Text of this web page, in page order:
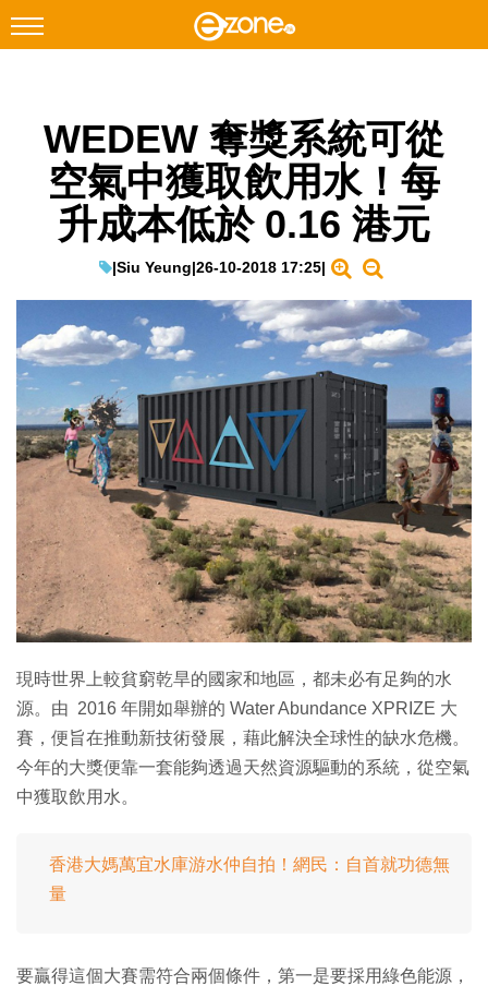
Facebook Instagram
科技焦點
網絡生活
教學評測
EduTech
IT Times
生成式AI與雲端應用
Enterprise Digital Transformation
特集
WEDEW 奪獎系統可從
空氣中獲取飲用水！每
升成本低於 0.16 港元
|Siu Yeung|26-10-2018 17:25|
現時世界上較貧窮乾旱的國家和地區，都未必有足夠的水
源。由 2016 年開如舉辦的 Water Abundance XPRIZE 大
賽，便旨在推動新技術發展，藉此解決全球性的缺水危機。
今年的大獎便靠一套能夠透過天然資源驅動的系統，從空氣
中獲取飲用水。
香港大媽萬宜水庫游水仲自拍！網民：自首就功德無
量
要贏得這個大賽需符合兩個條件，第一是要採用綠色能源，